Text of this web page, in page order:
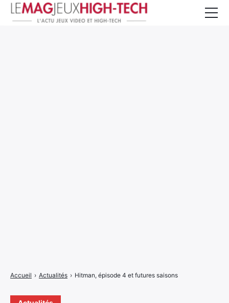
Accueil › Actualités › Hitman, épisode 4 et futures saisons